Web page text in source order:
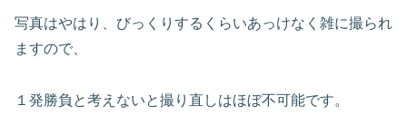
写真はやはり、びっくりするくらいあっけなく雑に撮られ
ますので、
１発勝負と考えないと撮り直しはほぼ不可能です。